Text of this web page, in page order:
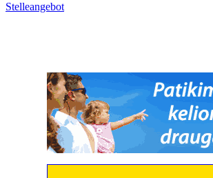
Stelleangebot